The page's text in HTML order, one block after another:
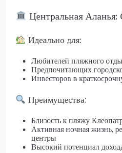
Центральная Аланья:
Идеально для:
Любителей пляжного
Предпочитающих
Инвесторов в
Преимущества:
Близость к пляжу
Активная ночная жизнь,
центры
Высокий потенциал